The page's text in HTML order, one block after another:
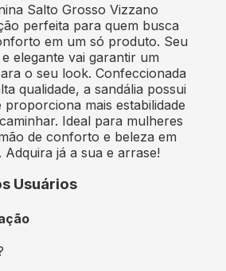
Salto Grosso Vizzano
perfeita para quem busca
em um só produto. Seu
elegante vai garantir um
o seu look. Confeccionada
qualidade, a sandália possui
mais estabilidade
Ideal para mulheres
de conforto e beleza em
já a sua e arrase!
Usuários